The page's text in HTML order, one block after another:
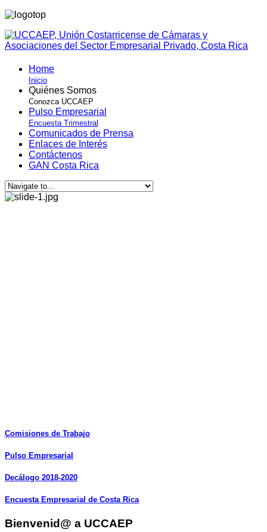
Home
Inicio
Quiénes Somos
Conozca UCCAEP
Pulso Empresarial
Encuesta Trimestral
Comunicados de Prensa
Enlaces de Interés
Contáctenos
GAN Costa Rica
Comisiones de Trabajo
Pulso Empresarial
Decálogo 2018-2020
Encuesta Empresarial de Costa Rica
Bienvenid@ a UCCAEP